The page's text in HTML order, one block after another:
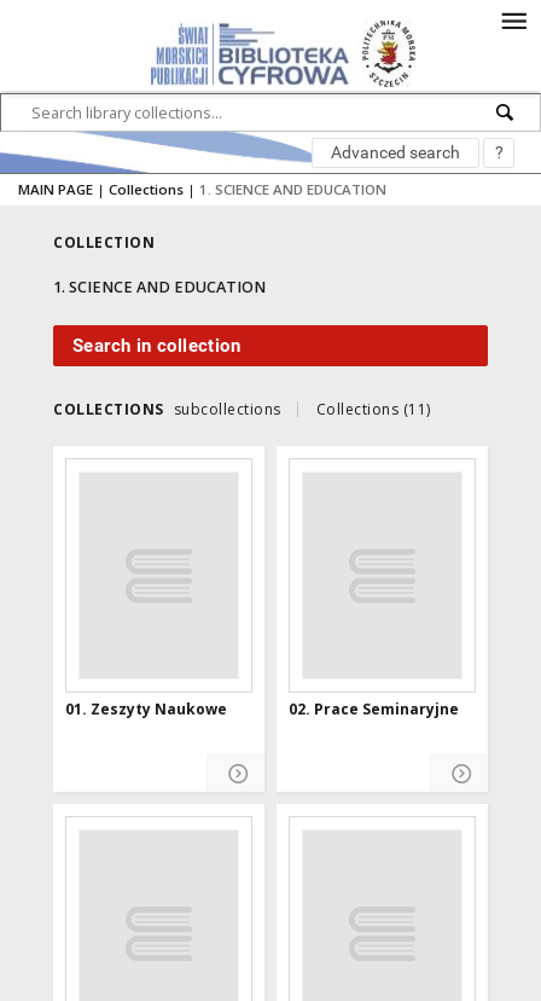
Advanced search ?
MAIN PAGE | Collections | 1. SCIENCE AND EDUCATION
COLLECTION
1. SCIENCE AND EDUCATION
Search in collection
COLLECTIONS subcollections Collections (11)
01. Zeszyty Naukowe 02. Prace Seminaryjne